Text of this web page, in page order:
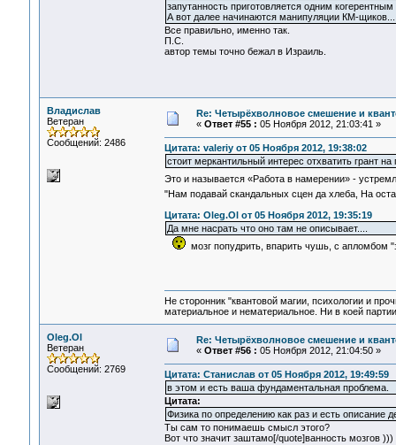
запутанность приготовляется одним
А вот далее начинаются манипуляции КМ-щиков...
Все правильно, именно так.
П.С.
автор темы точно бежал в Израиль.
Владислав
Ветеран
Сообщений: 2486
Re: Четырёхволновое смешение и
« Ответ #55 : 05 Ноября 2012, 21:03:41 »
Цитата: valeriy от 05 Ноября 2012, 19:38:02
стоит меркантильный интерес отхватить грант на
Это и называется «Работа в намерении» -
"Нам подавай скандальных сцен да хлеба, На
Цитата: Oleg.Ol от 05 Ноября 2012, 19:35:19
Да мне насрать что оно там не описывает....
мозг попудрить, впарить чушь, с апломбом
Не сторонник "квантовой магии, психологии и
материальное и нематериальное. Ни в коей
Oleg.Ol
Ветеран
Сообщений: 2769
Re: Четырёхволновое смешение и
« Ответ #56 : 05 Ноября 2012, 21:04:50 »
Цитата: Станислав от 05 Ноября 2012, 19:49:59
в этом и есть ваша фундаментальная проблема.
Цитата:
Физика по определению как раз и есть описание
Ты сам то понимаешь смысл этого?
Вот что значит заштамо[/quote]ванность мозгов )))